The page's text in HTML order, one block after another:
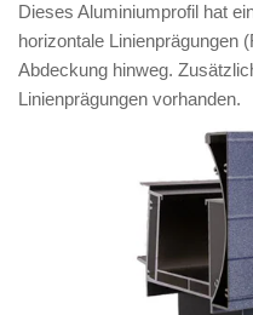
Dieses Aluminiumprofil hat
horizontale Linienprägungen
Abdeckung hinweg.
Linienprägungen vorhanden.